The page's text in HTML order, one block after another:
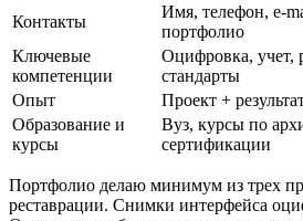
Контакты
Имя, телефон, e-
портфолио
Ключевые
компетенции
Оцифровка, учет,
стандарты
Опыт
Проект +
Образование и
курсы
Вуз, курсы по
сертификации
Портфолио делаю минимум из трех
реставрации. Снимки интерфейса